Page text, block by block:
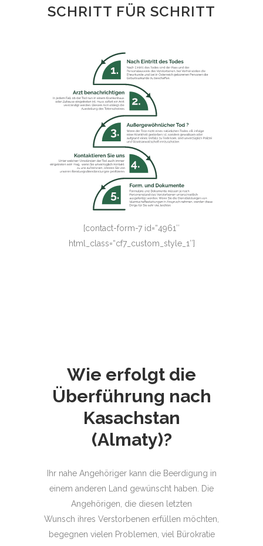
SCHRITT FÜR SCHRITT
[contact-form-7 id=“4961″
html_class=“cf7_custom_style_1″]
Wie erfolgt die
Überführung nach
Kasachstan
(Almaty)?
Ihr nahe Angehöriger kann die Beerdigung in
einem anderen Land gewünscht haben. Die
Angehörigen, die diesen letzten
Wunsch ihres Verstorbenen erfüllen möchten,
begegnen vielen Problemen, viel Bürokratie